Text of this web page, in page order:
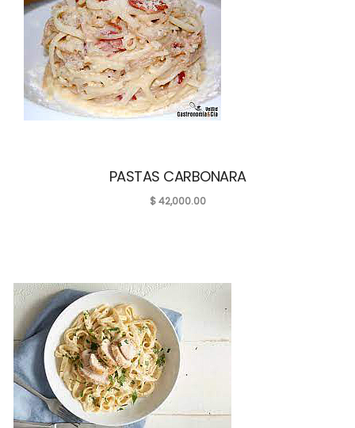
PASTAS CARBONARA
$42,000.00